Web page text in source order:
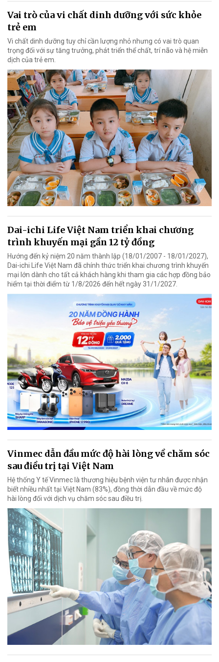
Vai trò của vi chất dinh dưỡng với sức khỏe
trẻ em
Vi chất dinh dưỡng tuy chỉ cần lượng nhỏ nhưng có vai trò quan
trọng đối với sự tăng trưởng, phát triển thể chất, trí não và hệ miễn
dịch của trẻ em.
Dai-ichi Life Việt Nam triển khai chương
trình khuyến mại gần 12 tỷ đồng
Hướng đến kỷ niệm 20 năm thành lập (18/01/2007 - 18/01/2027),
Dai-ichi Life Việt Nam đã chính thức triển khai chương trình khuyến
mại lớn dành cho tất cả khách hàng khi tham gia các hợp đồng bảo
hiểm tại thời điểm từ 1/8/2026 đến hết ngày 31/1/2027.
Vinmec dẫn đầu mức độ hài lòng về chăm sóc
sau điều trị tại Việt Nam
Hệ thống Y tế Vinmec là thương hiệu bệnh viện tư nhân được nhận
biết nhiều nhất tại Việt Nam (83%), đồng thời dẫn đầu về mức độ
hài lòng đối với dịch vụ chăm sóc sau điều trị.